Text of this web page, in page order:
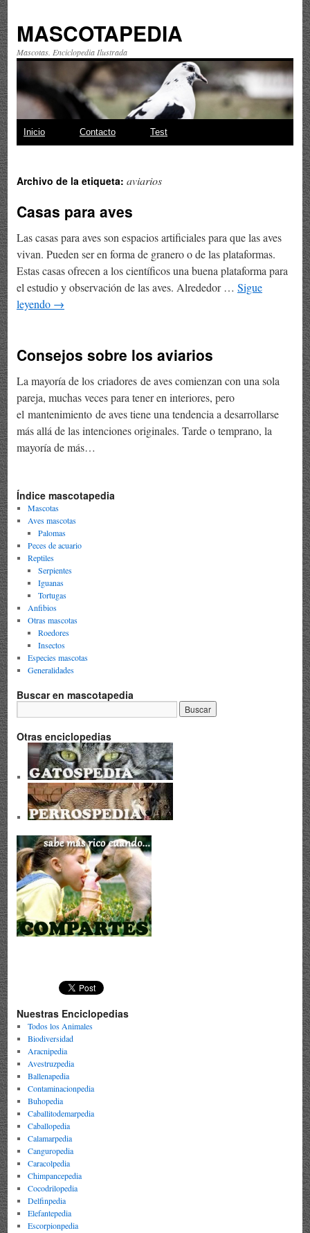
MASCOTAPEDIA
Mascotas. Enciclopedia Ilustrada
Saltar
contenido
Inicio Contacto Test
Archivo de la etiqueta: aviarios
Casas para aves
Las casas para aves son espacios artificiales para que las aves
vivan. Pueden ser en forma de granero o de las plataformas.
Estas casas ofrecen a los científicos una buena plataforma para
el estudio y observación de las aves. Alrededor … Sigue
leyendo →
Consejos sobre los aviarios
La mayoría de los criadores de aves comienzan con una sola
pareja, muchas veces para tener en interiores, pero
el mantenimiento de aves tiene una tendencia a desarrollarse
más allá de las intenciones originales. Tarde o temprano, la
mayoría de más…
Índice mascotapedia
Mascotas
Aves mascotas
Palomas
Peces de acuario
Reptiles
Serpientes
Iguanas
Tortugas
Anfibios
Otras mascotas
Roedores
Insectos
Especies mascotas
Generalidades
Buscar en mascotapedia
Otras enciclopedias
Nuestras Enciclopedias
Todos los Animales
Biodiversidad
Aracnipedia
Avestruzpedia
Ballenapedia
Contaminacionpedia
Buhopedia
Caballitodemarpedia
Caballopedia
Calamarpedia
Canguropedia
Caracolpedia
Chimpancepedia
Cocodrilopedia
Delfinpedia
Elefantepedia
Escorpionpedia